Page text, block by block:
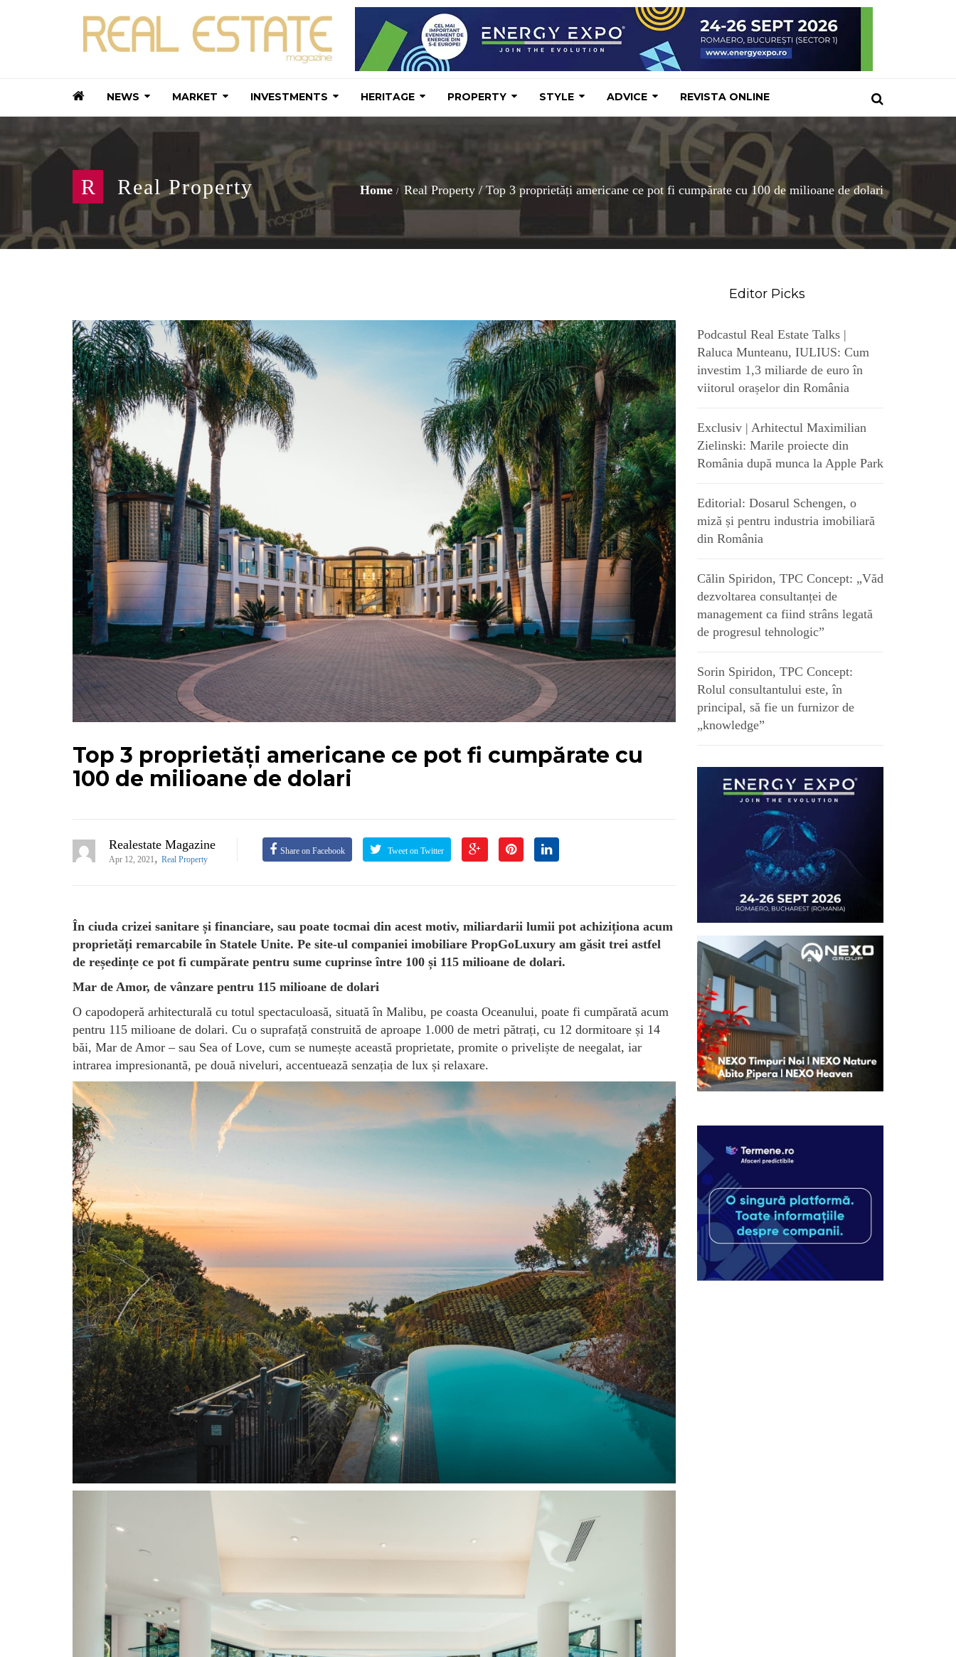
NEWS MARKET INVESTMENTS HERITAGE PROPERTY STYLE ADVICE REVISTA ONLINE
R Real Property Home Real Property /Top 3 proprietăți americane ce pot fi cumpărate cu 100 de milioane de dolari
Top 3 proprietăți americane ce pot fi cumpărate cu
100 de milioane de dolari
Realestate Magazine
Apr 12, 2021, Real Property
Share on Facebook Tweet on Twitter
În ciuda crizei sanitare și financiare, sau poate tocmai din acest motiv, miliardarii lumii pot achiziționa acum
proprietăți remarcabile în Statele Unite. Pe site-ul companiei imobiliare PropGoLuxury am găsit trei astfel
de reședințe ce pot fi cumpărate pentru sume cuprinse între 100 și 115 milioane de dolari.
Mar de Amor, de vânzare pentru 115 milioane de dolari
O capodoperă arhitecturală cu totul spectaculoasă, situată în Malibu, pe coasta Oceanului, poate fi cumpărată acum
pentru 115 milioane de dolari. Cu o suprafață construită de aproape 1.000 de metri pătrați, cu 12 dormitoare și 14
băi, Mar de Amor – sau Sea of Love, cum se numește această proprietate, promite o priveliște de neegalat, iar
intrarea impresionantă, pe două niveluri, accentuează senzația de lux și relaxare.
Editor Picks
Podcastul Real Estate Talks |
Raluca Munteanu, IULIUS: Cum
investim 1,3 miliarde de euro în
viitorul orașelor din România
Exclusiv | Arhitectul Maximilian
Zielinski: Marile proiecte din
România după munca la Apple Park
Editorial: Dosarul Schengen, o
miză și pentru industria imobiliară
din România
Călin Spiridon, TPC Concept: „Văd
dezvoltarea consultanței de
management ca fiind strâns legată
de progresul tehnologic”
Sorin Spiridon, TPC Concept:
Rolul consultantului este, în
principal, să fie un furnizor de
„knowledge”